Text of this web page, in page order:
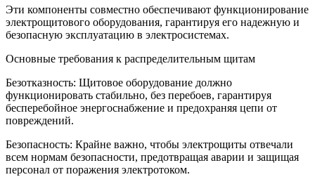
Эти компоненты совместно обеспечивают функционирование
электрощитового оборудования, гарантируя его надежную и
безопасную эксплуатацию в электросистемах.
Основные требования к распределительным щитам
Безотказность: Щитовое оборудование должно
функционировать стабильно, без перебоев, гарантируя
бесперебойное энергоснабжение и предохраняя цепи от
повреждений.
Безопасность: Крайне важно, чтобы электрощиты отвечали
всем нормам безопасности, предотвращая аварии и защищая
персонал от поражения электротоком.